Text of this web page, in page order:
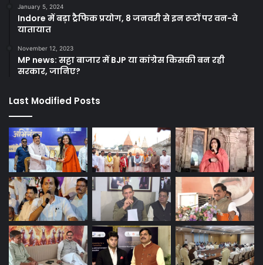
January 5, 2024
Indore में बड़ा ट्रैफिक प्रयोग, 8 जनवरी से इन रूटों पर वन-वे
यातायात
November 12, 2023
MP news: सट्टा बाजार में BJP या कांग्रेस किसकी बन रही
सरकार, जानिए?
Last Modified Posts